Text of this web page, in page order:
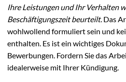
Ihre Leistungen und Ihr Verhalten
Beschäftigungszeit beurteilt. Das
wohlwollend formuliert sein und
enthalten. Es ist ein wichtiges
Bewerbungen. Fordern Sie das
idealerweise mit Ihrer Kündigung.